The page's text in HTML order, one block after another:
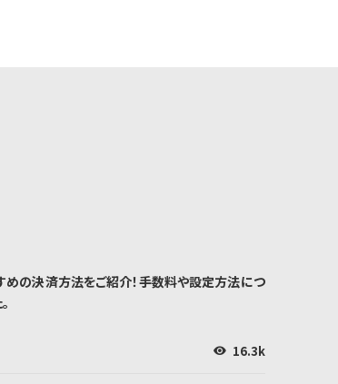
の決済方法をご紹介！手数料や設定方法につ
👁 16.3k